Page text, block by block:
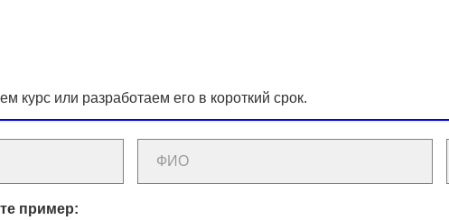
курс или разработаем его в короткий срок.
пример: